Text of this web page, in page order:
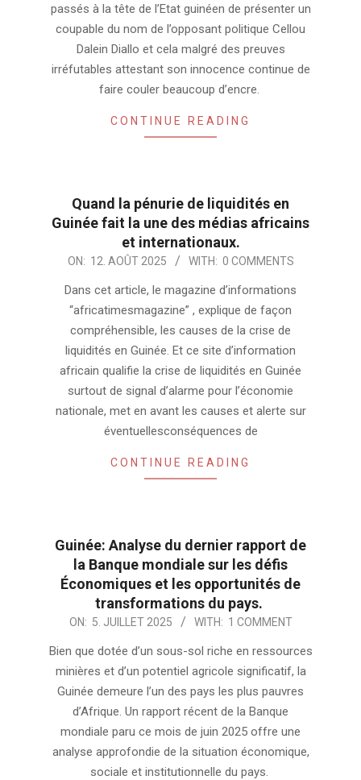
passés à la tête de l’Etat guinéen de présenter un
coupable du nom de l’opposant politique Cellou
Dalein Diallo et cela malgré des preuves
irréfutables attestant son innocence continue de
faire couler beaucoup d’encre.
CONTINUE READING
Quand la pénurie de liquidités en
Guinée fait la une des médias africains
et internationaux.
2025-
ON: 12. AOÛT 2025 WITH: 0 COMMENTS
Dans cet article, le magazine d’informations
“africatimesmagazine” , explique de façon
compréhensible, les causes de la crise de
liquidités en Guinée. Et ce site d’information
africain qualifie la crise de liquidités en Guinée
surtout de signal d’alarme pour l’économie
nationale, met en avant les causes et alerte sur
éventuellesconséquences de
CONTINUE READING
Guinée: Analyse du dernier rapport de
la Banque mondiale sur les défis
Économiques et les opportunités de
transformations du pays.
2025-ON: 5. JUILLET 2025 WITH: 1 COMMENT
Bien que dotée d’un sous-sol riche en ressources
minières et d’un potentiel agricole significatif, la
Guinée demeure l’un des pays les plus pauvres
d’Afrique. Un rapport récent de la Banque
mondiale paru ce mois de juin 2025 offre une
analyse approfondie de la situation économique,
sociale et institutionnelle du pays.